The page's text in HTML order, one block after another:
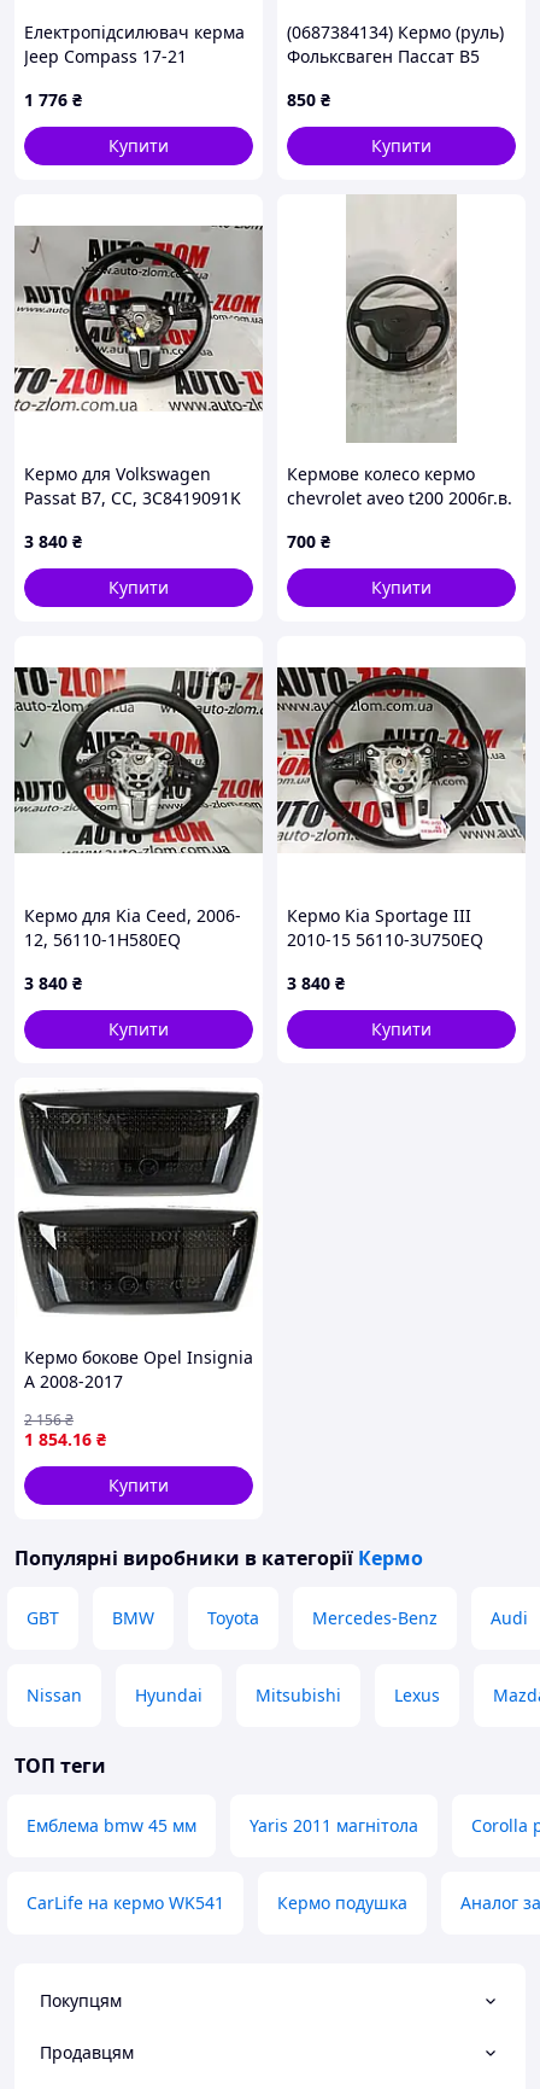
Електропідсилювач керма
Jeep Compass 17-21
1 776 ₴
Купити
(0687384134) Кермо (руль)
Фольксваген Пассат В5
850 ₴
Купити
Кермо для Volkswagen
Passat B7, CC, 3C8419091K
3 840 ₴
Купити
Кермове колесо кермо
chevrolet aveo t200 2006г.в.
700 ₴
Купити
Кермо для Kia Ceed, 2006-
12, 56110-1H580EQ
3 840 ₴
Купити
Кермо Kia Sportage III
2010-15 56110-3U750EQ
3 840 ₴
Купити
Кермо бокове Opel Insignia
A 2008-2017
1 854.16 ₴
2 156₴
Купити
Популярні виробники в категорії Кермо
GBT BMW Toyota Mercedes-Benz Audi
Nissan Hyundai Mitsubishi Lexus
ТОП теги
Емблема bmw 45 мм Yaris 2011 магнітола Corolla
CarLife на кермо WK541 Кермо подушка Аналог
Покупцям
Продавцям